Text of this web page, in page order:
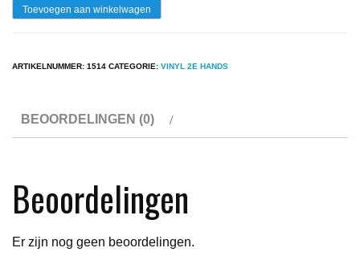
Lp
Ralph
-
Meditation
Toevoegen aan winkelwagen
ARTIKELNUMMER: 1514 CATEGORIE: VINYL 2E HANDS
BEOORDELINGEN (0)
Beoordelingen
Er zijn nog geen beoordelingen.